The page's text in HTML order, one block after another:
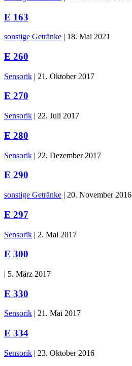
E 163
sonstige Getränke | 18. Mai 2021
E 260
Sensorik | 21. Oktober 2017
E 270
Sensorik | 22. Juli 2017
E 280
Sensorik | 22. Dezember 2017
E 290
sonstige Getränke | 20. November 2016
E 297
Sensorik | 2. Mai 2017
E 300
| 5. März 2017
E 330
Sensorik | 21. Mai 2017
E 334
Sensorik | 23. Oktober 2016